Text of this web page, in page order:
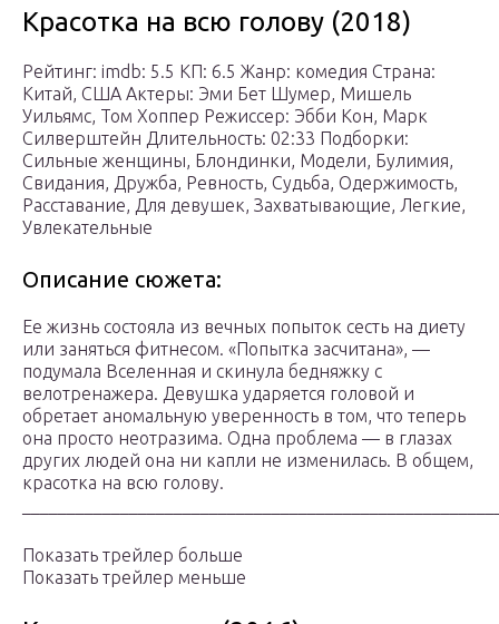
Красотка на всю голову (2018)
Рейтинг: imdb: 5.5 КП: 6.5 Жанр: комедия Страна:
Китай, США Актеры: Эми Бет Шумер, Мишель
Уильямс, Том Хоппер Режиссер: Эбби Кон, Марк
Силверштейн Длительность: 02:33 Подборки:
Сильные женщины, Блондинки, Модели, Булимия,
Свидания, Дружба, Ревность, Судьба, Одержимость,
Расставание, Для девушек, Захватывающие, Легкие,
Увлекательные
Описание сюжета:
Ее жизнь состояла из вечных попыток сесть на диету
или заняться фитнесом. «Попытка засчитана», —
подумала Вселенная и скинула бедняжку с
велотренажера. Девушка ударяется головой и
обретает аномальную уверенность в том, что теперь
она просто неотразима. Одна проблема — в глазах
других людей она ни капли не изменилась. В общем,
красотка на всю голову.
Показать трейлер больше
Показать трейлер меньше